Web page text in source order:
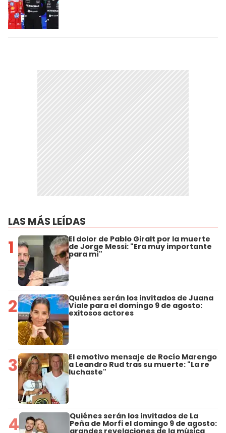
LAS MÁS LEÍDAS
1 El dolor de Pablo Giralt por la muerte
de Jorge Messi: "Era muy importante
para mí"
2 Quiénes serán los invitados de Juana
Viale para el domingo 9 de agosto:
exitosos actores
3 El emotivo mensaje de Rocío Marengo
a Leandro Rud tras su muerte: "La re
luchaste"
4 Quiénes serán los invitados de La
Peña de Morfi el domingo 9 de agosto: